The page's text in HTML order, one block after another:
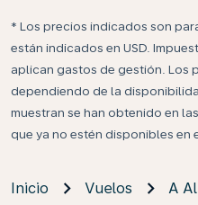
* Los precios indicados son
están indicados en USD.
aplican gastos de gestión. Los
dependiendo de la
muestran se han obtenido en
que ya no estén disponibles en
Inicio Vuelos A